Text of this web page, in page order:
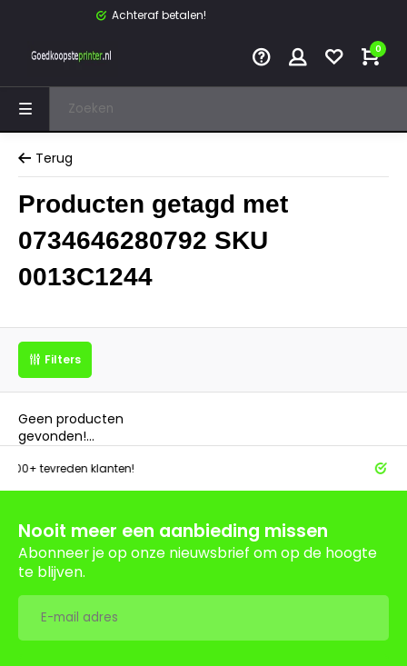
Achteraf betalen!
0
Terug
Producten getagd met
0734646280792 SKU
0013C1244
Filters
Geen producten
gevonden!...
klanten!
Nooit meer een aanbieding missen
Abonneer je op onze nieuwsbrief om op de hoogte
te blijven.